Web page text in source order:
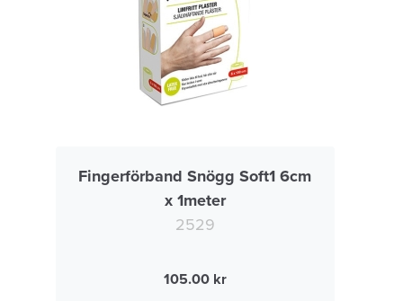
Fingerförband Snögg Soft1 6cm
x 1meter
2529
105.00